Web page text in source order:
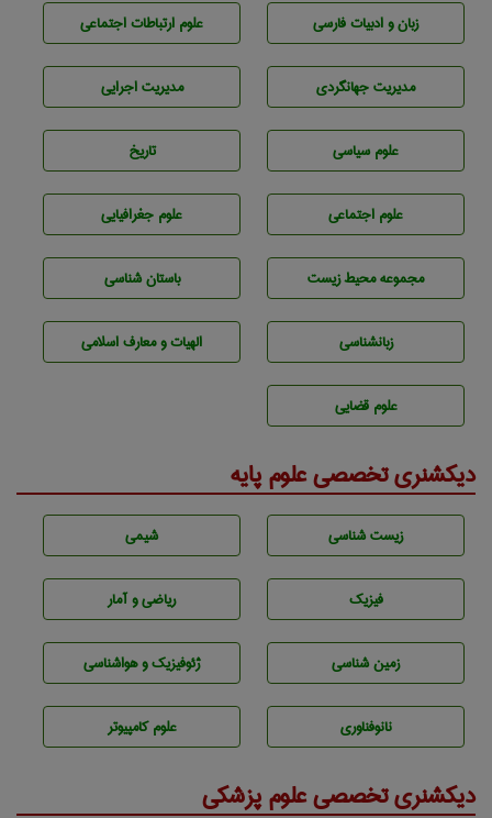
زبان و ادبيات فارسی علوم ارتباطات اجتماعی
مديريت جهانگردی مديريت اجرايی
علوم سياسی تاريخ
علوم اجتماعی علوم جغرافيايی
مجموعه محيط زيست باستان شناسی
زبانشناسی الهیات و معارف اسلامی
علوم قضایی
دیکشنری تخصصی علوم پایه
زيست شناسی شيمی
فیزیک ریاضی و آمار
زمين شناسی ژئوفيزيك و هواشناسی
نانوفناوری علوم کامپیوتر
دیکشنری تخصصی علوم پزشکی